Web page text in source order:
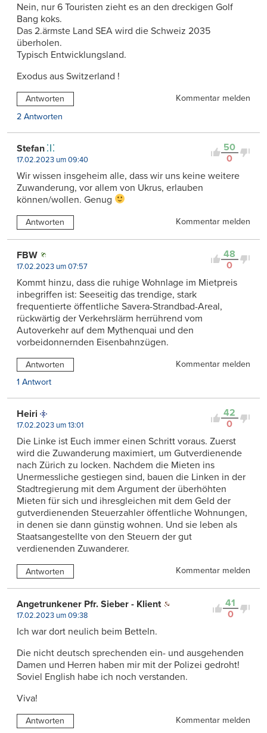
Nein, nur 6 Touristen zieht es an den dreckigen Golf
Bang koks.
Das 2.ärmste Land SEA wird die Schweiz 2035
überholen.
Typisch Entwicklungsland.
Exodus aus Switzerland !
Antworten
Kommentar melden
2 Antworten
50
0
Stefan
17.02.2023 um 09:40
Wir wissen insgeheim alle, dass wir uns keine weitere
Zuwanderung, vor allem von Ukrus, erlauben
können/wollen. Genug
Antworten Kommentar melden
48
0
FBW
17.02.2023 um 07:57
Kommt hinzu, dass die ruhige Wohnlage im Mietpreis
inbegriffen ist: Seeseitig das trendige, stark
frequentierte öffentliche Savera-Strandbad-Areal,
rückwärtig der Verkehrslärm herrührend vom
Autoverkehr auf dem Mythenquai und den
vorbeidonnernden Eisenbahnzügen.
Antworten
Kommentar melden
1 Antwort
42
0
Heiri
17.02.2023 um 13:01
Die Linke ist Euch immer einen Schritt voraus. Zuerst
wird die Zuwanderung maximiert, um Gutverdienende
nach Zürich zu locken. Nachdem die Mieten ins
Unermessliche gestiegen sind, bauen die Linken in der
Stadtregierung mit dem Argument der überhöhten
Mieten für sich und ihresgleichen mit dem Geld der
gutverdienenden Steuerzahler öffentliche Wohnungen,
in denen sie dann günstig wohnen. Und sie leben als
Staatsangestellte von den Steuern der gut
verdienenden Zuwanderer.
Antworten Kommentar melden
41
0
Angetrunkener Pfr. Sieber - Klient
17.02.2023 um 09:38
Ich war dort neulich beim Betteln.
Die nicht deutsch sprechenden ein- und ausgehenden
Damen und Herren haben mir mit der Polizei gedroht!
Soviel English habe ich noch verstanden.
Viva!
Antworten
Kommentar melden